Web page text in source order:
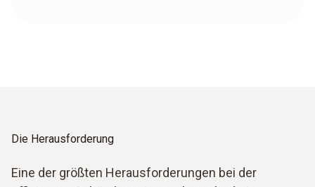
Die Herausforderung
Eine der größten Herausforderungen bei der